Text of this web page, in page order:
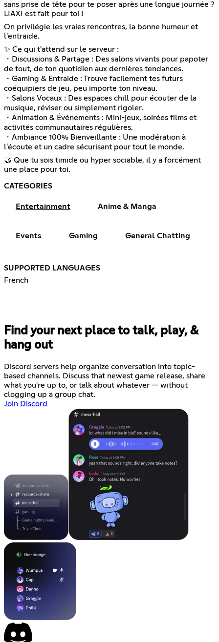
sans prise de tête pour te poser après une longue journée ?
LIAXI est fait pour toi !
On privilégie les vraies rencontres, la bonne humeur et
l'entraide.
✨ Ce qui t'attend sur le serveur :
・Discussions & Partage : Des salons vivants pour papoter
de tout, de ton quotidien aux dernières tendances.
・Gaming & Entraide : Trouve facilement tes futurs
coéquipiers de jeu, peu importe ton niveau.
・Salons Vocaux : Des espaces chill pour écouter de la
musique, réviser ou simplement rigoler.
・Animation & Événements : Mini-jeux, soirées films et
activités communautaires régulières.
・Ambiance 100% Bienveillante : Une modération à
l'écoute et un cadre sécurisant pour tout le monde.
🤝 Que tu sois timide ou hyper sociable, il y a forcément
une place pour toi.
CATEGORIES
Entertainment Anime & Manga
Events Gaming General Chatting
SUPPORTED LANGUAGES
French
Find your next place to talk, play, &
hang out
Discord servers help organize conversation into topic-
based channels. Discuss that newest game release, share
what you're up to, or talk about whatever — without
clogging up a group chat.
Join Discord